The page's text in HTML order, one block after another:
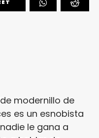
modernillo de
es un esnobista
le gana a